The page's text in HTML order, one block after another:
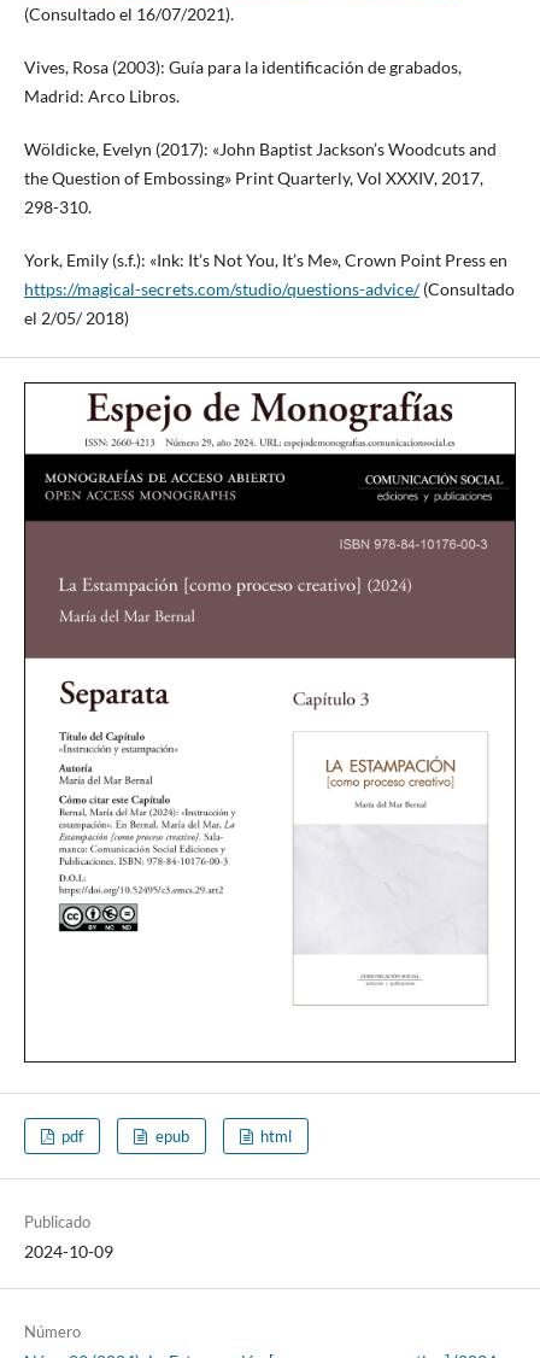
(Consultado el 16/07/2021).
Vives, Rosa (2003): Guía para la identificación de grabados,
Madrid: Arco Libros.
Wöldicke, Evelyn (2017): «John Baptist Jackson’s Woodcuts and
the Question of Embossing» Print Quarterly, Vol XXXIV, 2017,
298-310.
York, Emily (s.f.): «Ink: It’s Not You, It’s Me», Crown Point Press en
https://magical-secrets.com/studio/questions-advice/(Consultado
el 2/05/ 2018)
pdf epub html
Publicado
2024-10-09
Número